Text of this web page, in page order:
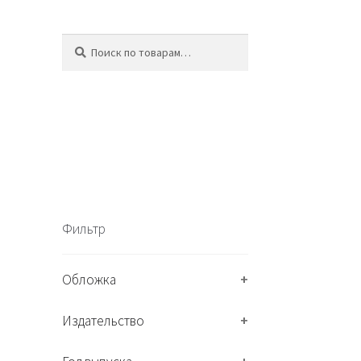
Фильтр
Обложка +
Издательство +